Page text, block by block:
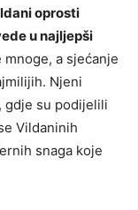
oprosti
u najljepši
a sjećanje
Njeni
gdje su podijelili
Vildaninih
snaga koje